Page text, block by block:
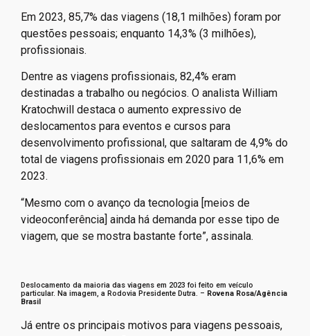
primeiro ano da pandemia, em 2020, a proporção de
viagens de avião era de 57,5%.
questões pessoais; enquanto 14,3% (3 milhões),
profissionais.
Dentre as viagens profissionais, 82,4% eram
destinadas a trabalho ou negócios. O analista William
Kratochwill destaca o aumento expressivo de
deslocamentos para eventos e cursos para
total de viagens profissionais em 2020 para 11,6% em
2023.
viagem, que se mostra bastante forte”, assinala.